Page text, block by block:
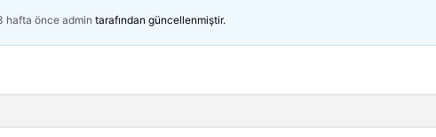
hafta önce admin tarafından güncellenmiştir.